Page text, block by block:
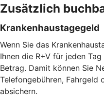
Zusätzlich
Krankenhaustagegeld
Wenn Sie das
Ihnen die R+V für jeden
Betrag. Damit können Sie
Telefongebühren, Fahrgeld
absichern.